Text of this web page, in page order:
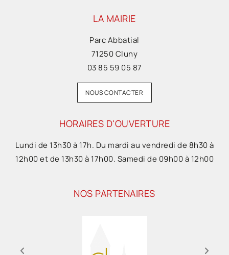
LA MAIRIE
Parc Abbatial
71250 Cluny
03 85 59 05 87
NOUS CONTACTER
HORAIRES D'OUVERTURE
Lundi de 13h30 à 17h. Du mardi au vendredi de 8h30 à
12h00 et de 13h30 à 17h00. Samedi de 09h00 à 12h00
NOS PARTENAIRES